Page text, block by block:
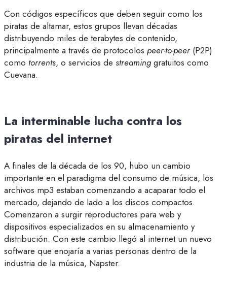
Con códigos específicos que deben seguir como los
piratas de altamar, estos grupos llevan décadas
distribuyendo miles de terabytes de contenido,
principalmente a través de protocolos peer-to-peer (P2P)
como torrents, o servicios de streaming gratuitos como
Cuevana.
La interminable lucha contra los
piratas del internet
A finales de la década de los 90, hubo un cambio
importante en el paradigma del consumo de música, los
archivos mp3 estaban comenzando a acaparar todo el
mercado, dejando de lado a los discos compactos.
Comenzaron a surgir reproductores para web y
dispositivos especializados en su almacenamiento y
distribución. Con este cambio llegó al internet un nuevo
software que enojaría a varias personas dentro de la
industria de la música, Napster.